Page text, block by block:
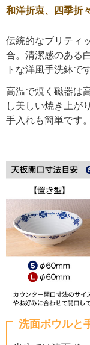
和洋折衷、四季折
伝統的なブリティ
合。清潔感のある
トな洋風手洗鉢です
高温で焼く磁器は
し美しい焼き上が
手入れも簡単です。
洗面ボウルと